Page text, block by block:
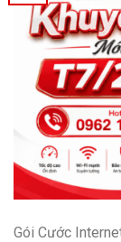
Gói Cước